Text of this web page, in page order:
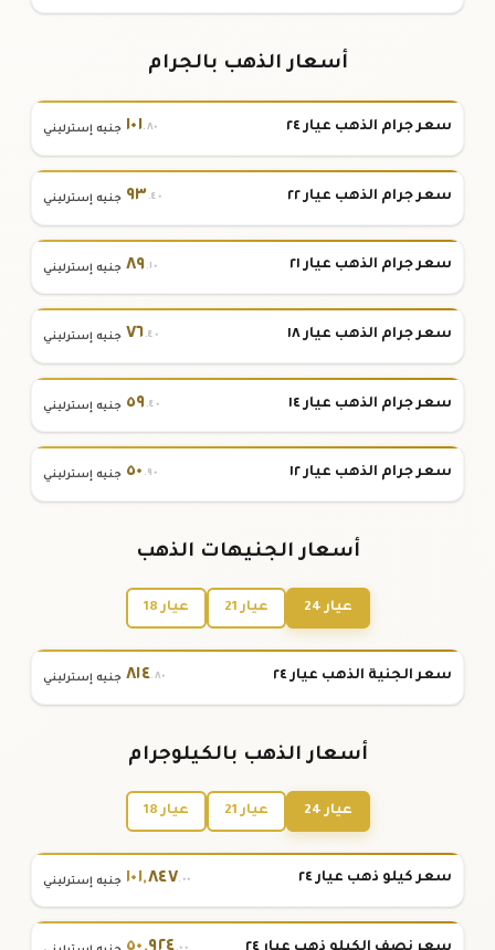
أسعار الذهب بالجرام
سعر جرام الذهب عيار ٢٤ ١٠١.٨٠ جنيه إسترليني
سعر جرام الذهب عيار ٢٢ ٩٣.٤٠ جنيه إسترليني
سعر جرام الذهب عيار ٢١ ٨٩.١٠ جنيه إسترليني
سعر جرام الذهب عيار ١٨ ٧٦.٤٠ جنيه إسترليني
سعر جرام الذهب عيار ١٤ ٥٩.٤٠ جنيه إسترليني
سعر جرام الذهب عيار ١٢ ٥٠ .٩٠ جنيه إسترليني
أسعار الجنيهات الذهب
عيار 24 عيار 21 عيار 18
سعر الجنية الذهب عيار ٢٤ ٨١٤.٨٠ جنيه إسترليني
أسعار الذهب بالكيلوجرام
عيار 24 عيار 21 عيار 18
سعر كيلو ذهب عيار ٢٤ ١٠١,٨٤٧.٠٠ جنيه إسترليني